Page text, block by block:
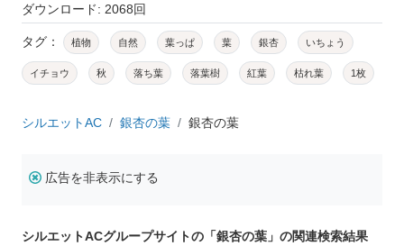
ダウンロード: 2068回
タグ： 植物 自然 葉っぱ 葉 銀杏 いちょう
イチョウ 秋 落ち葉 落葉樹 紅葉 枯れ葉 1枚
シルエットAC 銀杏の葉 銀杏の葉
広告を非表示にする
シルエットACグループサイトの「銀杏の葉」の関連検索結果